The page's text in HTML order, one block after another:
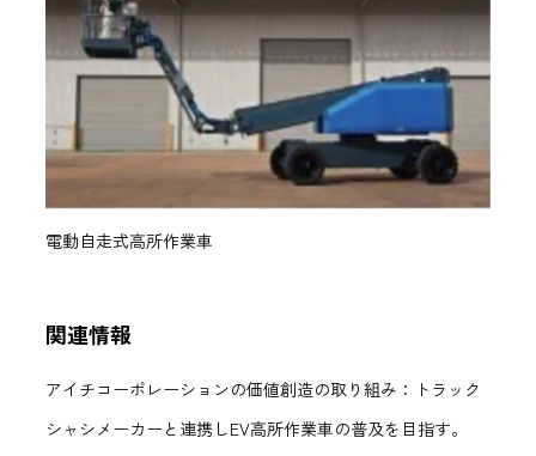
電動自走式高所作業車
関連情報
アイチコーポレーションの価値創造の取り組み：トラック
シャシメーカーと連携しEV高所作業車の普及を目指す。